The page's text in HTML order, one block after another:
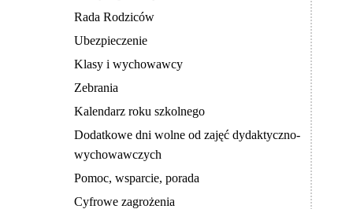
Rada Rodziców
Ubezpieczenie
Klasy i wychowawcy
Zebrania
Kalendarz roku szkolnego
Dodatkowe dni wolne od zajęć dydaktyczno-
wychowawczych
Pomoc, wsparcie, porada
Cyfrowe zagrożenia